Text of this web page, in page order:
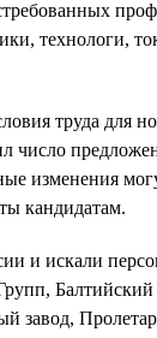
технологи,
труда
число
изменения
кандидатам.
и искали
Балтийский
завод,